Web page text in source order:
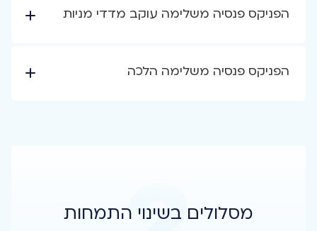
הפניקס פנסיה משלימה עוקב מדדי מניות
הפניקס פנסיה משלימה הלכה
מסלולים בשינוי התמחות